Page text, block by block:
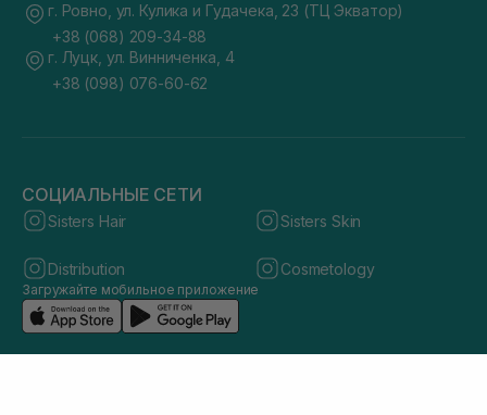
г. Ровно, ул. Кулика и Гудачека, 23 (ТЦ Экватор)
+38 (068) 209-34-88
г. Луцк, ул. Винниченка, 4
+38 (098) 076-60-62
СОЦИАЛЬНЫЕ СЕТИ
Sisters Hair Sisters Skin
Distribution Cosmetology
Загружайте мобильное приложение